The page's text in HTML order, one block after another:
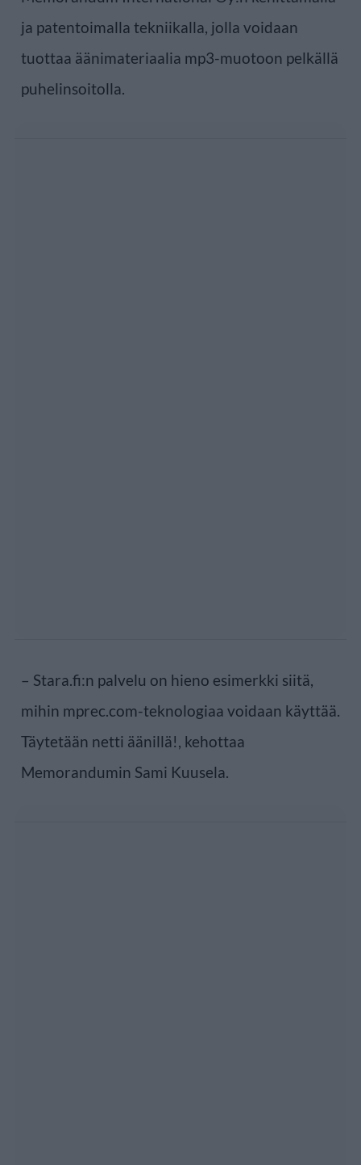
ja patentoimalla tekniikalla, jolla voidaan
tuottaa äänimateriaalia mp3-muotoon pelkällä
puhelinsoitolla.
– Stara.fi:n palvelu on hieno esimerkki siitä,
mihin mprec.com-teknologiaa voidaan käyttää.
Täytetään netti äänillä!, kehottaa
Memorandumin Sami Kuusela.